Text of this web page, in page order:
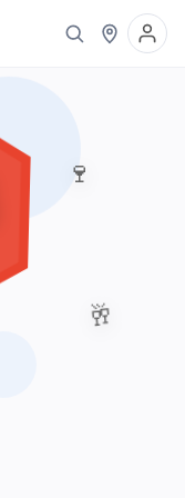
🍷
🥂